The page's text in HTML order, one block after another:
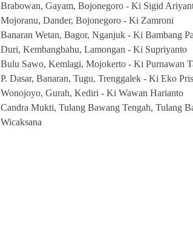
Brabowan, Gayam, Bojonegoro - Ki Sigid
Mojoranu, Dander, Bojonegoro - Ki Zamroni
Banaran Wetan, Bagor, Nganjuk - Ki Bambang
Duri, Kembangbahu, Lamongan - Ki Supriyanto
Bulu Sawo, Kemlagi, Mojokerto - Ki Purnawan
P. Dasar, Banaran, Tugu, Trenggalek - Ki Eko
Wonojoyo, Gurah, Kediri - Ki Wawan Harianto
Candra Mukti, Tulang Bawang Tengah, Tulang
Wicaksana